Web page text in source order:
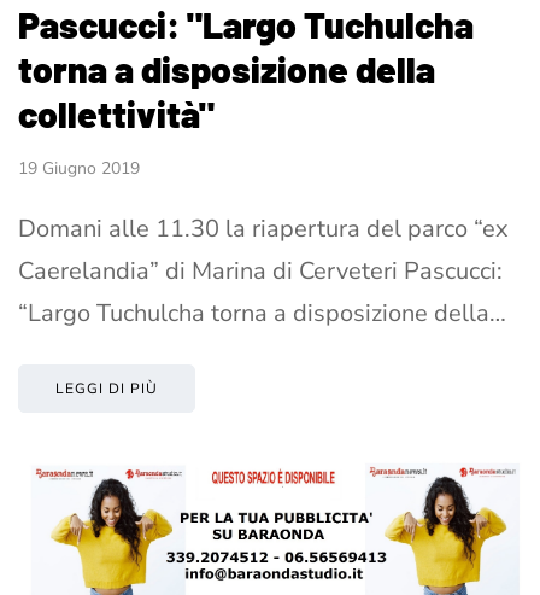
Pascucci: "Largo Tuchulcha
torna a disposizione della
collettività"
19 Giugno 2019
Domani alle 11.30 la riapertura del parco “ex
Caerelandia” di Marina di Cerveteri Pascucci:
“Largo Tuchulcha torna a disposizione della…
LEGGI DI PIÙ